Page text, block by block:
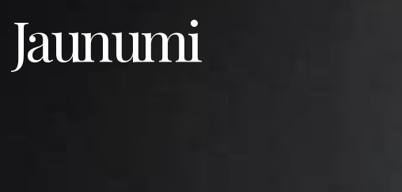
Jaunumi